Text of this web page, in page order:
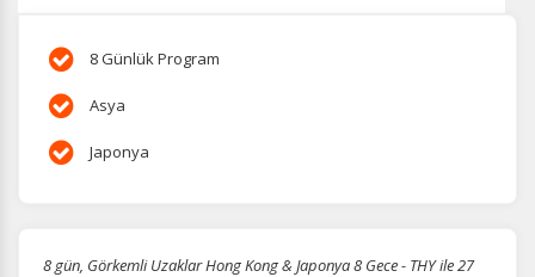
8 Günlük Program
Asya
Japonya
8 gün, Görkemli Uzaklar Hong Kong & Japonya 8 Gece - THY ile 27